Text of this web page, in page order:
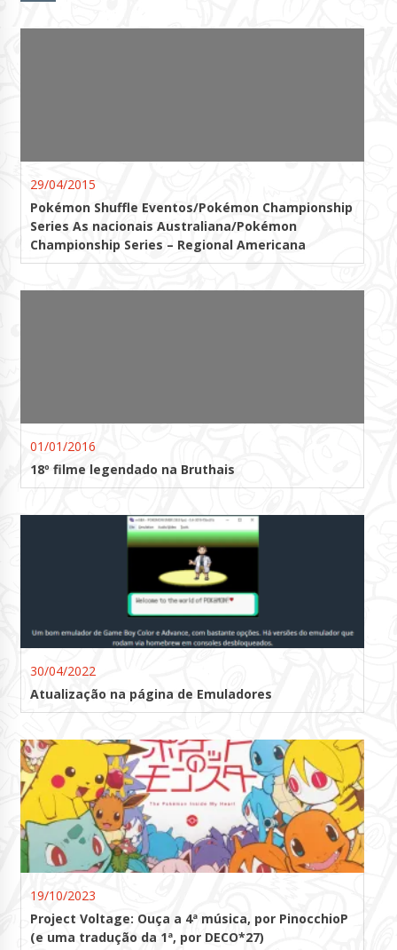
29/04/2015
Pokémon Shuffle Eventos/Pokémon Championship
Series As nacionais Australiana/Pokémon
Championship Series – Regional Americana
01/01/2016
18º filme legendado na Bruthais
30/04/2022
Atualização na página de Emuladores
19/10/2023
Project Voltage: Ouça a 4ª música, por PinocchioP
(e uma tradução da 1ª, por DECO*27)